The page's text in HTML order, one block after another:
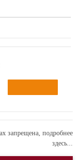
запрещена, подробнее
здесь...